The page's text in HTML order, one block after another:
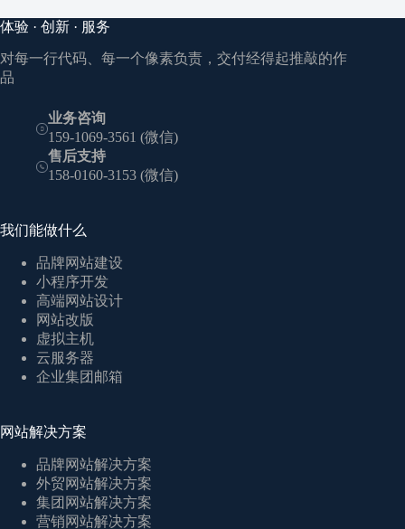
体验 · 创新 · 服务
对每一行代码、每一个像素负责，交付经得起推敲的作
品
业务咨询
159-1069-3561 (微信)
售后支持
158-0160-3153 (微信)
我们能做什么
品牌网站建设
小程序开发
高端网站设计
网站改版
虚拟主机
云服务器
企业集团邮箱
网站解决方案
品牌网站解决方案
外贸网站解决方案
集团网站解决方案
营销网站解决方案